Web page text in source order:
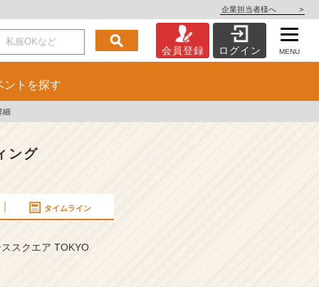
企業担当者様へ >
会員登録 ログイン MENU
ント を探す
細
ング
タイムライン
スクエア TOKYO